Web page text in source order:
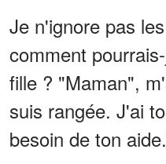
Je n'ignore pas
comment
fille ? "Maman",
suis rangée. J'ai
besoin de ton